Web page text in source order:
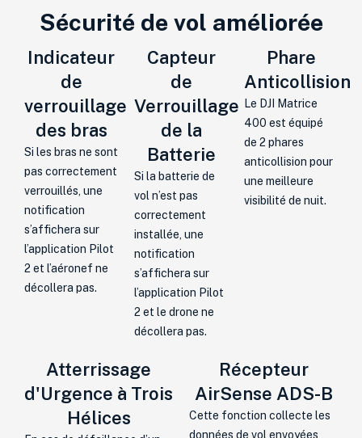
Sécurité de vol améliorée
Indicateur
de
verrouillage
des bras
Si les bras ne sont
pas correctement
verrouillés, une
notification
s’affichera sur
l’application Pilot
2 et l’aéronef ne
décollera pas.
Capteur
de
Verrouillage
de la
Batterie
Si la batterie de
vol n’est pas
correctement
installée, une
notification
s’affichera sur
l’application Pilot
2 et le drone ne
décollera pas.
Phare
Anticollision
Le DJI Matrice
400 est équipé
de 2 phares
anticollision pour
une meilleure
visibilité de nuit.
Atterrissage
d'Urgence à Trois
Hélices
Récepteur
AirSense ADS-B
Cette fonction collecte les
données de vol envoyées